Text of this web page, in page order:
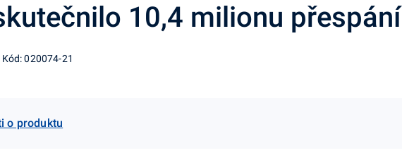
10,4 milionu přespání
Kód: 020074-21
o produktu